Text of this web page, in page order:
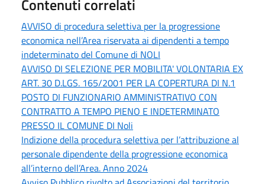
Contenuti correlati
AVVISO di procedura selettiva per la progressione
economica nell’Area riservata ai dipendenti a tempo
indeterminato del Comune di NOLI
AVVISO DI SELEZIONE PER MOBILITA' VOLONTARIA EX
ART. 30 D.LGS. 165/2001 PER LA COPERTURA DI N.1
POSTO DI FUNZIONARIO AMMINISTRATIVO CON
CONTRATTO A TEMPO PIENO E INDETERMINATO
PRESSO IL COMUNE DI Noli
Indizione della procedura selettiva per l’attribuzione al
personale dipendente della progressione economica
all’interno dell’Area. Anno 2024